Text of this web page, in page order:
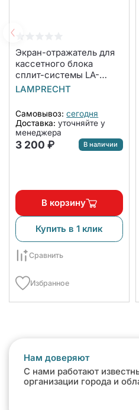
Экран-отражатель для
кассетного блока
сплит-системы LA-
NW600-CA
LAMPRECHT
Самовывоз: сегодня
Доставка: уточняйте у
менеджера
3 200 ₽ В наличии
В корзину
Купить в 1 клик
Сравнить
Избранное
Нам доверяют
С нами работают
организации города и